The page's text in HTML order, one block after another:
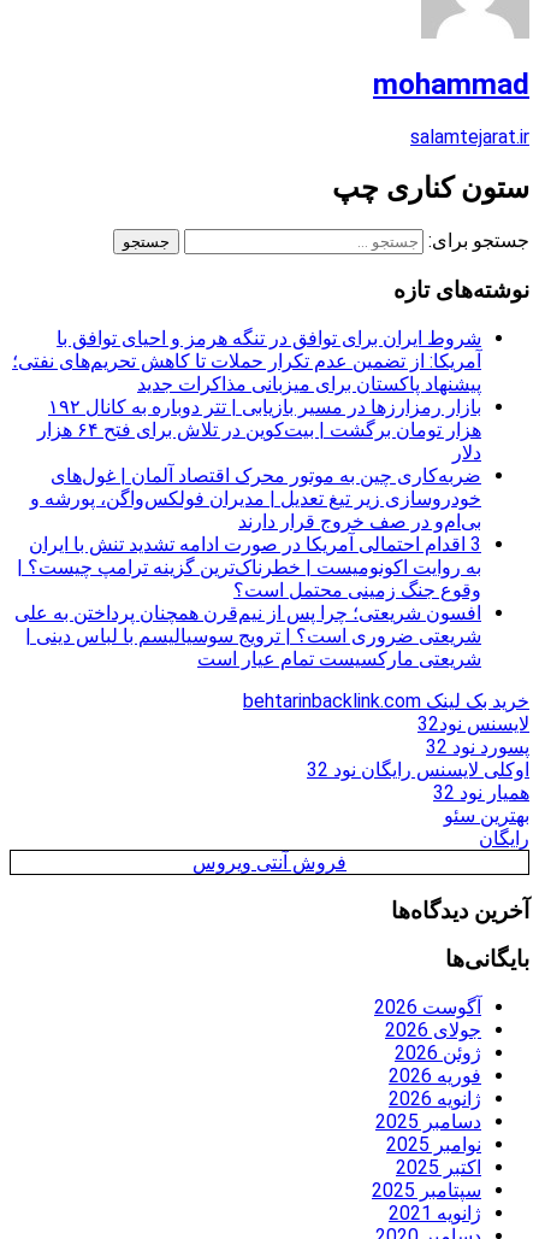
mohammad
salamtejarat.ir
ستون کناری چپ
جستجو برای:
نوشته‌های تازه
شروط ایران برای توافق در تنگه هرمز و احیای توافق با
آمریکا: از تضمین عدم تکرار حملات تا کاهش تحریم‌های نفتی؛
پیشنهاد پاکستان برای میزبانی مذاکرات جدید
بازار رمزارزها در مسیر بازیابی | تتر دوباره به کانال ۱۹۲
هزار تومان برگشت | بیت‌کوین در تلاش برای فتح ۶۴ هزار
دلار
ضربه‌کاری چین به موتور محرک اقتصاد آلمان | غول‌های
خودروسازی زیر تیغ تعدیل | مدیران فولکس‌واگن، پورشه و
بی‌ام‌و در صف خروج قرار دارند
3 اقدام احتمالی آمریکا در صورت ادامه تشدید تنش با ایران
به روایت اکونومیست | خطرناک‌ترین گزینه ترامپ چیست؟ |
وقوع جنگ زمینی محتمل است؟
افسون شریعتی؛ چرا پس از نیم‌قرن همچنان پرداختن به علی
شریعتی ضروری است؟ | ترویج سوسیالیسم با لباس دینی |
شریعتی مارکسیست تمام عیار است
خرید بک لینک behtarinbacklink.com
لایسنس نود32
پسورد نود 32
اوکلی لایسنس رایگان نود 32
همیار نود 32
بهترین سئو
رایگان
فروش آنتی ویروس
آخرین دیدگاه‌ها
بایگانی‌ها
آگوست 2026
جولای 2026
ژوئن 2026
فوریه 2026
ژانویه 2026
دسامبر 2025
نوامبر 2025
اکتبر 2025
سپتامبر 2025
ژانویه 2021